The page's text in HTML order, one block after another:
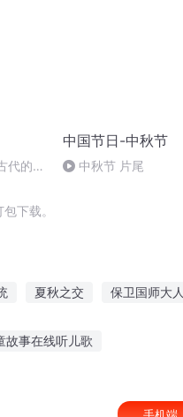
代的家
中国节日-中秋节
中秋节 片尾
下载。
夏秋之交 保卫国师大人
故事在线听儿歌